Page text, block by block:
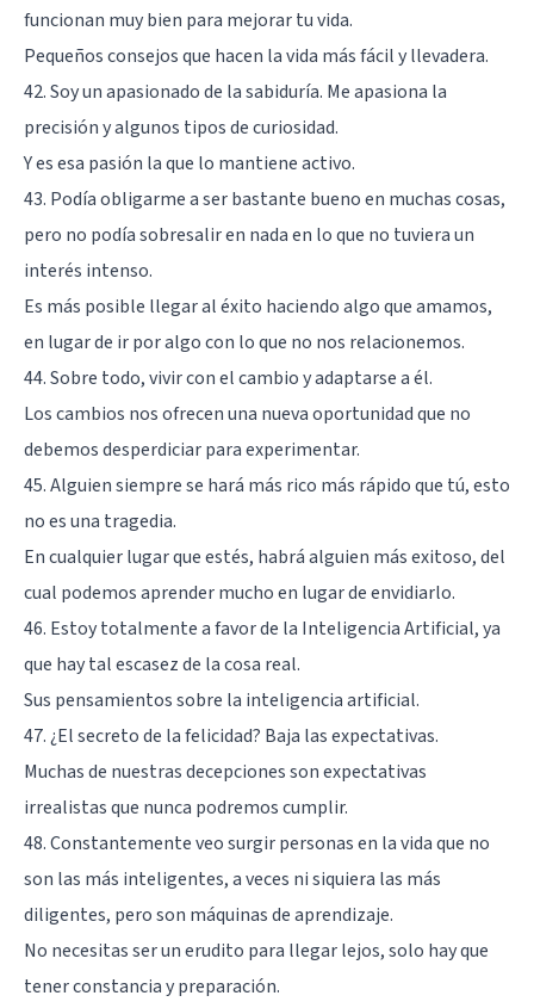
funcionan muy bien para mejorar tu vida.
Pequeños consejos que hacen la vida más fácil y llevadera.
42. Soy un apasionado de la sabiduría. Me apasiona la
precisión y algunos tipos de curiosidad.
Y es esa pasión la que lo mantiene activo.
43. Podía obligarme a ser bastante bueno en muchas cosas,
pero no podía sobresalir en nada en lo que no tuviera un
interés intenso.
Es más posible llegar al éxito haciendo algo que amamos,
en lugar de ir por algo con lo que no nos relacionemos.
44. Sobre todo, vivir con el cambio y adaptarse a él.
Los cambios nos ofrecen una nueva oportunidad que no
debemos desperdiciar para experimentar.
45. Alguien siempre se hará más rico más rápido que tú, esto
no es una tragedia.
En cualquier lugar que estés, habrá alguien más exitoso, del
cual podemos aprender mucho en lugar de envidiarlo.
46. Estoy totalmente a favor de la Inteligencia Artificial, ya
que hay tal escasez de la cosa real.
Sus pensamientos sobre la inteligencia artificial.
47. ¿El secreto de la felicidad? Baja las expectativas.
Muchas de nuestras decepciones son expectativas
irrealistas que nunca podremos cumplir.
48. Constantemente veo surgir personas en la vida que no
son las más inteligentes, a veces ni siquiera las más
diligentes, pero son máquinas de aprendizaje.
No necesitas ser un erudito para llegar lejos, solo hay que
tener constancia y preparación.